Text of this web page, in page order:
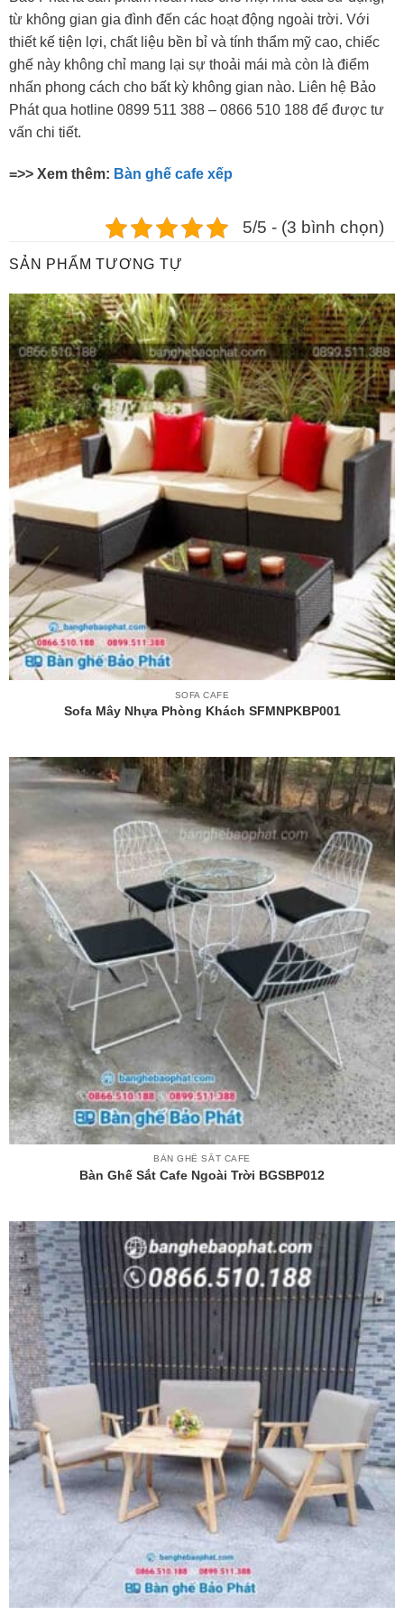
từ không gian gia đình đến các hoạt động ngoài trời. Với
thiết kế tiện lợi, chất liệu bền bỉ và tính thẩm mỹ cao, chiếc
ghế này không chỉ mang lại sự thoải mái mà còn là điểm
nhấn phong cách cho bất kỳ không gian nào. Liên hệ Bảo
Phát qua hotline 0899 511 388 – 0866 510 188 để được tư
vấn chi tiết.
=>> Xem thêm: Bàn ghế cafe xếp
5/5 - (3 bình chọn)
SẢN PHẨM TƯƠNG TỰ
SOFA CAFE
Sofa Mây Nhựa Phòng Khách SFMNPKBP001
BÀN GHẾ SẮT CAFE
Bàn Ghế Sắt Cafe Ngoài Trời BGSBP012